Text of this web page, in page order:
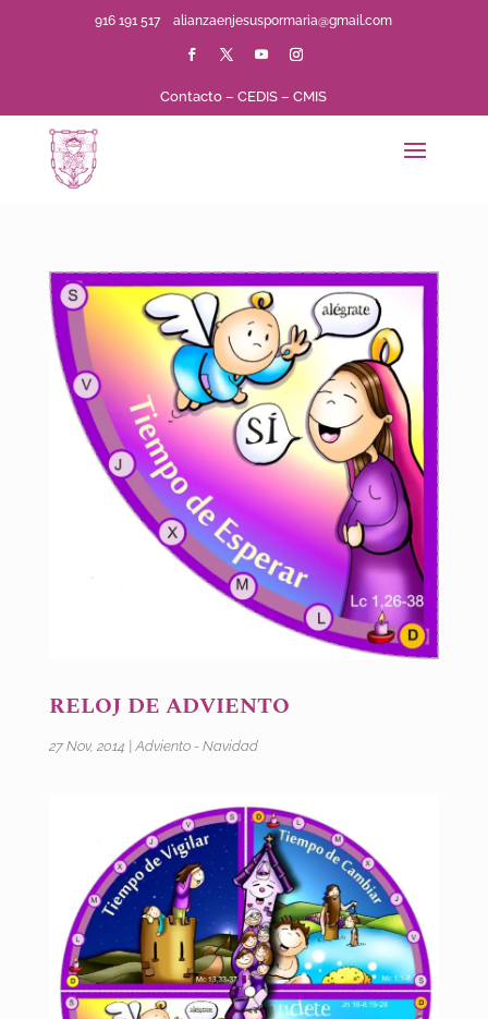
916 191 517alianzaenjesuspormaria@gmail.com
Contacto –CEDIS –CMIS
RELOJ DE ADVIENTO
27 Nov, 2014 Adviento - Navidad